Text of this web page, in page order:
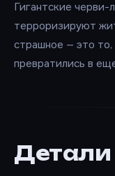
Гигантские
терроризируют
страшное — это
превратились в
Детали